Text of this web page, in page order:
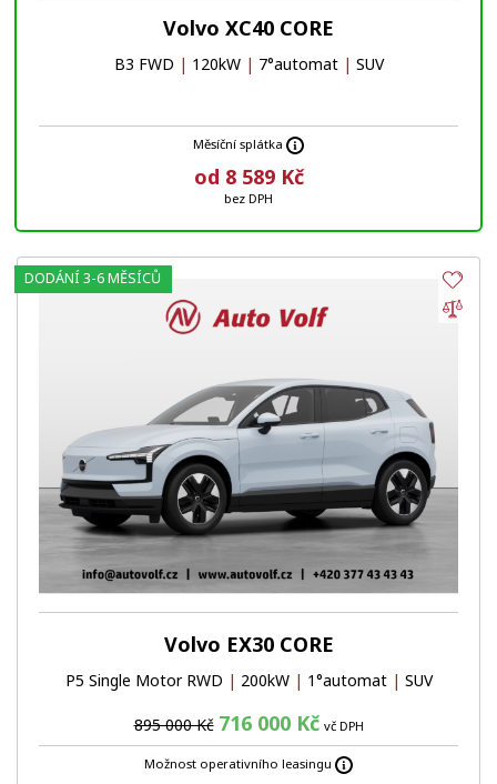
Volvo XC40 CORE
B3 FWD | 120kW | 7°automat | SUV
Měsíční splátka
od 8 589 Kč
bez DPH
Volvo EX30 CORE
P5 Single Motor RWD | 200kW | 1°automat | SUV
895 000 Kč 716 000 Kč vč DPH
Možnost operativního leasingu
DODÁNÍ 3-6 MĚSÍCŮ